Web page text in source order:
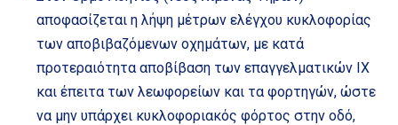
αποφασίζεται η λήψη μέτρων ελέγχου κυκλοφορίας
των αποβιβαζόμενων οχημάτων, με κατά
προτεραιότητα αποβίβαση των επαγγελματικών ΙΧ
και έπειτα των λεωφορείων και τα φορτηγών, ώστε
να μην υπάρχει κυκλοφοριακός φόρτος στην οδό,